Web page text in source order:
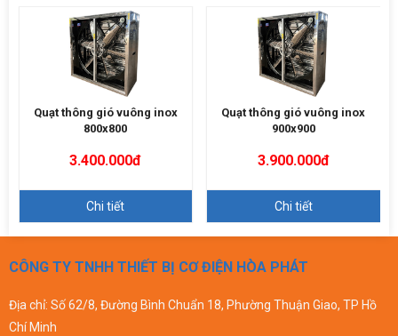
Quạt thông gió vuông inox
800x800
3.400.000đ
Chi tiết
Quạt thông gió vuông inox
900x900
3.900.000đ
Chi tiết
CÔNG TY TNHH THIẾT BỊ CƠ ĐIỆN HÒA PHÁT
Địa chỉ: Số 62/8, Đường Bình Chuẩn 18, Phường Thuận Giao, TP Hồ
Chí Minh